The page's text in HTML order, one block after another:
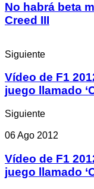
No habrá beta
Creed III
Siguiente
Vídeo de F1
juego llamado
Siguiente
06 Ago 2012
Vídeo de F1
juego llamado